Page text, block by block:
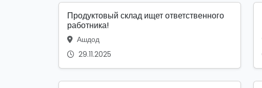
Продуктовый склад ищет ответственного
работника!
Ашдод
29.11.2025